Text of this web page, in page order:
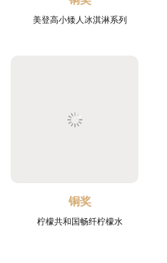
美登高小矮人冰淇淋系列
铜奖
柠檬共和国畅纤柠檬水